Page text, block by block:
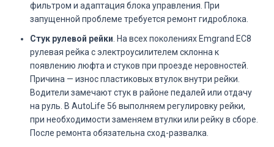
фильтром и адаптация блока управления. При
запущенной проблеме требуется ремонт гидроблока.
Стук рулевой рейки . На всех поколениях Emgrand EC8
рулевая рейка с электроусилителем склонна к
появлению люфта и стуков при проезде неровностей.
Причина — износ пластиковых втулок внутри рейки.
Водители замечают стук в районе педалей или отдачу
на руль. В AutoLife 56 выполняем регулировку рейки,
при необходимости заменяем втулки или рейку в сборе.
После ремонта обязательна сход-развалка.